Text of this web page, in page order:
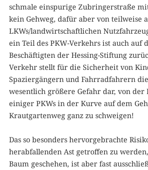
schmale einspurige Zubringerstraße
kein Gehweg, dafür aber von teilweise
LKWs/landwirtschaftlichen
ein Teil des PKW-Verkehrs ist auch auf
Beschäftigten der Hessing-Stiftung
Verkehr stellt für die Sicherheit von
Spaziergängern und Fahrradfahrern
wesentlich größere Gefahr dar, von der
einiger PKWs in der Kurve auf dem
Krautgartenweg ganz zu schweigen!
Das so besonders hervorgebrachte
herabfallenden Ast getroffen zu
Baum geschehen, ist aber fast